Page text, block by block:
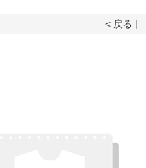
< 戻る |